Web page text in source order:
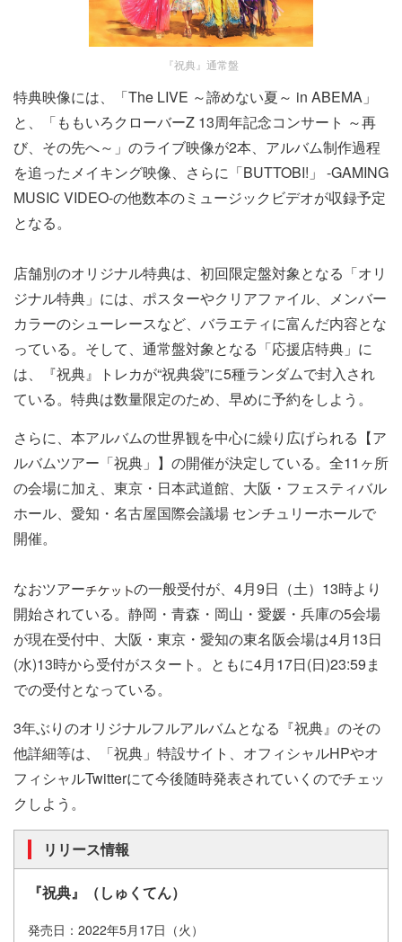
『祝典』通常盤
特典映像には、「The LIVE ～諦めない夏～ in ABEMA」
と、「ももいろクローバーZ 13周年記念コンサート ～再
び、その先へ～」のライブ映像が2本、アルバム制作過程
を追ったメイキング映像、さらに「BUTTOBI!」 -GAMING
MUSIC VIDEO-の他数本のミュージックビデオが収録予定
となる。
店舗別のオリジナル特典は、初回限定盤対象となる「オリ
ジナル特典」には、ポスターやクリアファイル、メンバー
カラーのシューレースなど、バラエティに富んだ内容とな
っている。そして、通常盤対象となる「応援店特典」に
は、『祝典』トレカが“祝典袋”に5種ランダムで封入され
ている。特典は数量限定のため、早めに予約をしよう。
さらに、本アルバムの世界観を中心に繰り広げられる【ア
ルバムツアー「祝典」】の開催が決定している。全11ヶ所
の会場に加え、東京・日本武道館、大阪・フェスティバル
ホール、愛知・名古屋国際会議場 センチュリーホールで
開催。
なおツアー
の一般受付が、4月9日（土）13時より
開始されている。静岡・青森・岡山・愛媛・兵庫の5会場
が現在受付中、大阪・東京・愛知の東名阪会場は4月13日
(水)13時から受付がスタート。ともに4月17日(日)23:59ま
での受付となっている。
3年ぶりのオリジナルフルアルバムとなる『祝典』のその
他詳細等は、「祝典」特設サイト、オフィシャルHPやオ
フィシャルTwitterにて今後随時発表されていくのでチェッ
クしよう。
リリース情報
『祝典』（しゅくてん）
発売日：2022年5月17日（火）